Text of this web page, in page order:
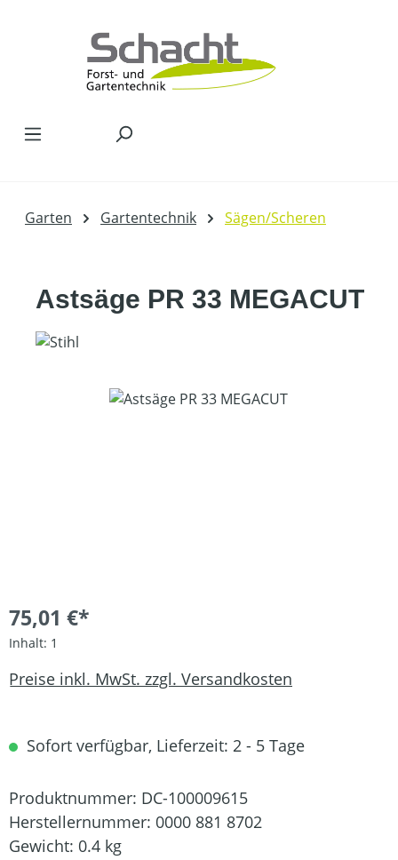
Garten Gartentechnik Sägen/Scheren
Astsäge PR 33 MEGACUT
Bildergalerie überspringen
75,01 €*
Inhalt: 1
Preise inkl. MwSt. zzgl. Versandkosten
Sofort verfügbar, Lieferzeit: 2 - 5 Tage
Produktnummer: DC-100009615
Herstellernummer: 0000 881 8702
Gewicht: 0.4 kg